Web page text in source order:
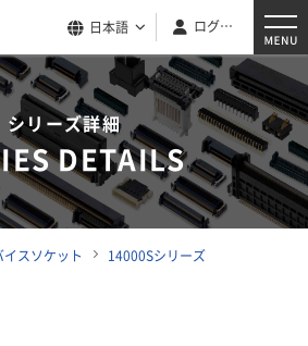
日本語 ログイン
シリーズ詳細
DETAILS
イスソケット 14000Sシリーズ